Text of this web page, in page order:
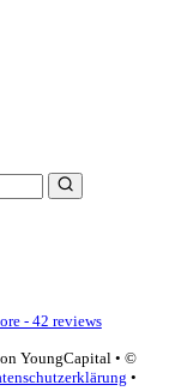
- 42 reviews
YoungCapital • ©
•